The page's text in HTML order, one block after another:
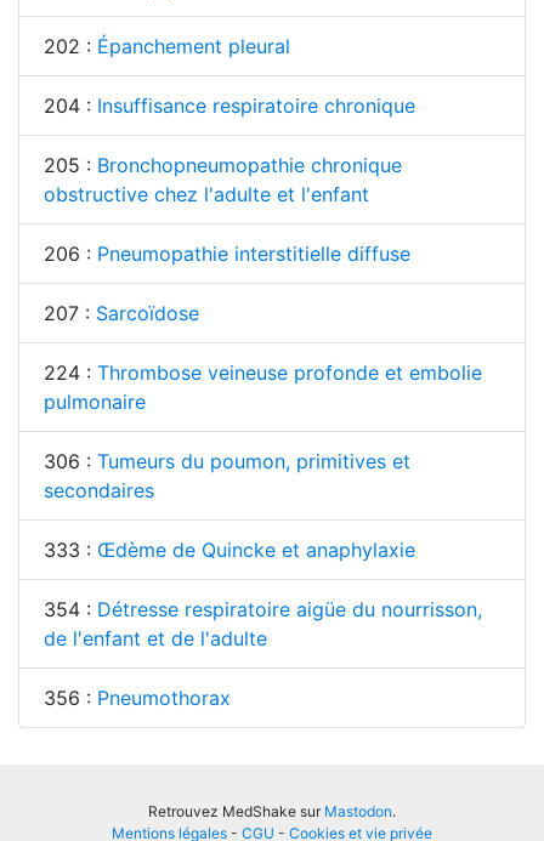
202 : Épanchement pleural
204 : Insuffisance respiratoire chronique
205 : Bronchopneumopathie chronique
obstructive chez l'adulte et l'enfant
206 : Pneumopathie interstitielle diffuse
207 : Sarcoïdose
224 : Thrombose veineuse profonde et embolie
pulmonaire
306 : Tumeurs du poumon, primitives et
secondaires
333 : Œdème de Quincke et anaphylaxie
354 : Détresse respiratoire aigüe du nourrisson,
de l'enfant et de l'adulte
356 : Pneumothorax
Retrouvez MedShake sur Mastodon.
Mentions légales - CGU - Cookies et vie privée